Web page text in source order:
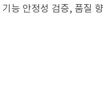
능 안정성 검증, 품질